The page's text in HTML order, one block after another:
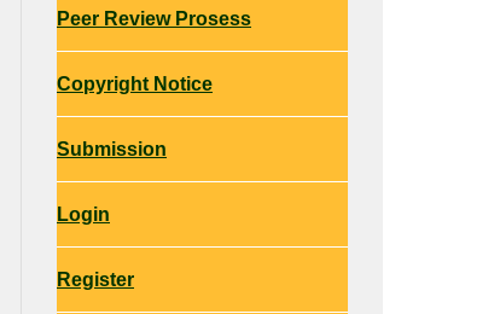
Peer Review Prosess
Copyright Notice
Submission
Login
Register